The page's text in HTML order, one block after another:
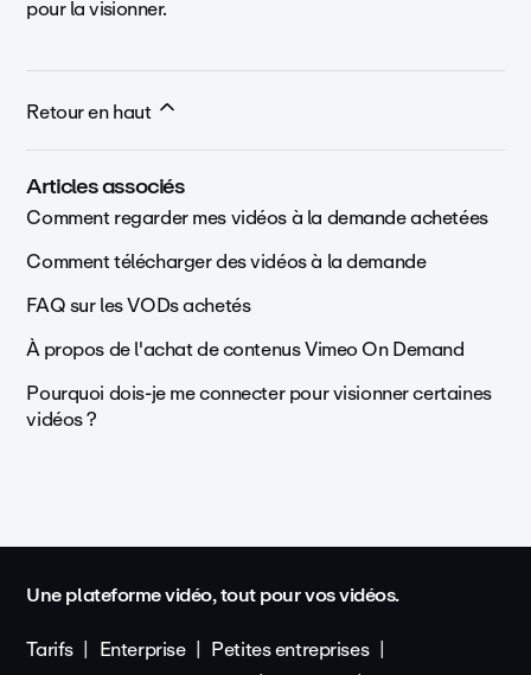
pour la visionner.
Retour en haut
Articles associés
Comment regarder mes vidéos à la demande achetées
Comment télécharger des vidéos à la demande
FAQ sur les VODs achetés
À propos de l'achat de contenus Vimeo On Demand
Pourquoi dois-je me connecter pour visionner certaines
vidéos ?
Une plateforme vidéo, tout pour vos vidéos.
Tarifs
Enterprise
Petites entreprises